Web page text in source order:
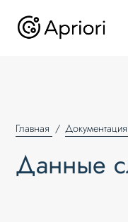
Главная Документация
Данные